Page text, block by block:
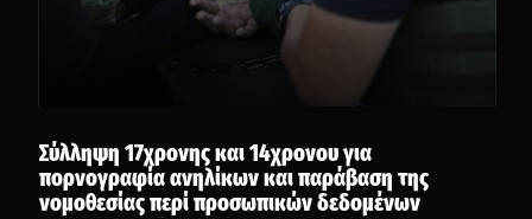
Σύλληψη 17χρονης και 14χρονου για
πορνογραφία ανηλίκων και παράβαση της
νομοθεσίας περί προσωπικών δεδομένων